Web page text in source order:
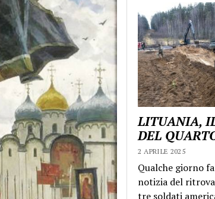
LITUANIA,
DEL
2 APRILE 2025
Qualche giorno
notizia del
tre soldati